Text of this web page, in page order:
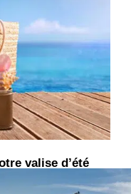
valise d’été